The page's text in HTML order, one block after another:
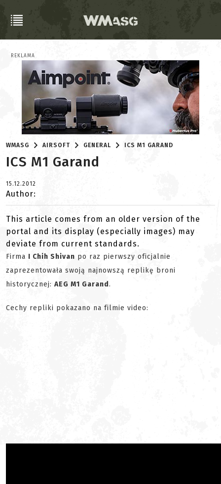
REKLAMA
WMASG AIRSOFT GENERAL ICS M1 GARAND
ICS M1 Garand
15.12.2012
Author:
This article comes from an older version of the
portal and its display (especially images) may
deviate from current standards.
Firma I Chih Shivan po raz pierwszy oficjalnie
zaprezentowała swoją najnowszą replikę broni
historycznej: AEG M1 Garand .
Cechy repliki pokazano na filmie video: